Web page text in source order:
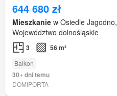
644 680 zł
Mieszkanie w Osiedle
Województwo dolnośląskie
3 56 m²
Balkon
30+ dni temu
DOMIPORTA